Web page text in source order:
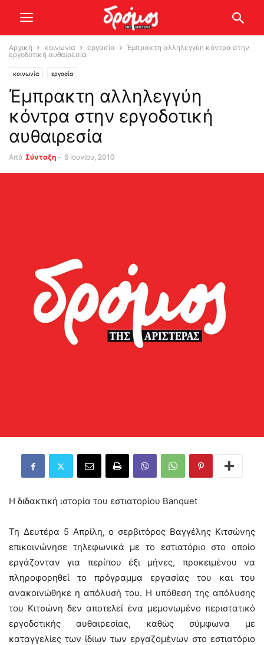
Αρχική κοινωνία εργασία
Έμπρακτη αλληλεγγύη κόντρα στην
εργοδοτική αυθαιρεσία
κοινωνία εργασία
Έμπρακτη αλληλεγγύη
κόντρα στην εργοδοτική
αυθαιρεσία
Από Σύνταξη - 6 Ιουνίου, 2010
Η διδακτική ιστορία του εστιατορίου Banquet
Τη Δευτέρα 5 Απρίλη, ο σερβιτόρος Βαγγέλης Κιτσώνης
επικοινώνησε τηλεφωνικά με το εστιατόριο στο οποίο
εργάζονταν για περίπου έξι μήνες, προκειμένου να
πληροφορηθεί το πρόγραμμα εργασίας του και του
ανακοινώθηκε η απόλυσή του. Η υπόθεση της απόλυσης
του Κιτσώνη δεν αποτελεί ένα μεμονωμένο περιστατικό
εργοδοτικής αυθαιρεσίας, καθώς σύμφωνα με
καταγγελίες των ίδιων των εργαζομένων στο εστιατόριο